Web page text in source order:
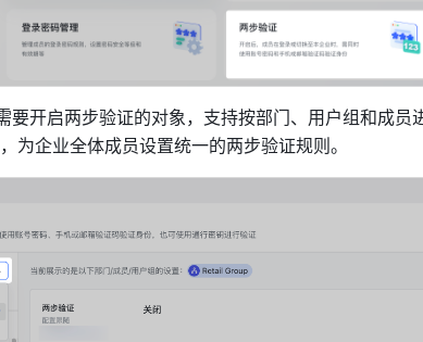
要开启两步验证的对象，支持按部门、用户组和成员
，为企业全体成员设置统一的两步验证规则。